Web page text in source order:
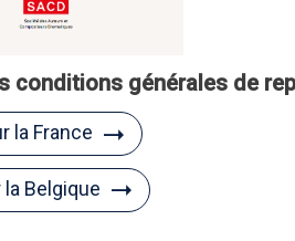
conditions générales de
la France
la Belgique